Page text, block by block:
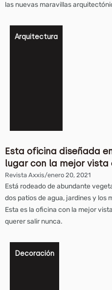
las nuevas maravillas
Arquitectura
Esta oficina diseñada
lugar con la mejor vista
Revista Axxis/enero 20, 2021
Está rodeado de abundante
dos patios de agua, jardines y los
Esta es la oficina con la mejor
querer salir nunca.
Decoración